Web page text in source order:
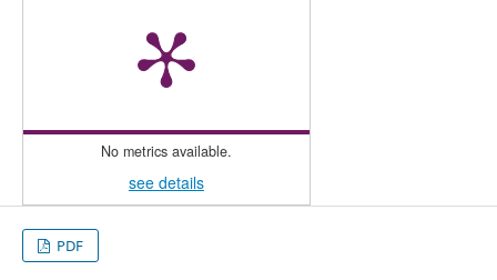
No metrics available.
see details
PDF